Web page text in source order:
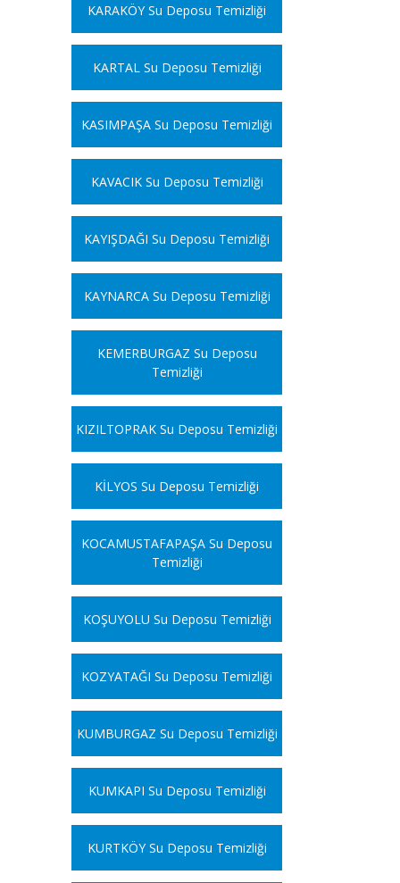
KARAKÖY Su Deposu Temizliği
KARTAL Su Deposu Temizliği
KASIMPAŞA Su Deposu Temizliği
KAVACIK Su Deposu Temizliği
KAYIŞDAĞI Su Deposu Temizliği
KAYNARCA Su Deposu Temizliği
KEMERBURGAZ Su Deposu
Temizliği
KIZILTOPRAK Su Deposu Temizliği
KİLYOS Su Deposu Temizliği
KOCAMUSTAFAPAŞA Su Deposu
Temizliği
KOŞUYOLU Su Deposu Temizliği
KOZYATAĞI Su Deposu Temizliği
KUMBURGAZ Su Deposu Temizliği
KUMKAPI Su Deposu Temizliği
KURTKÖY Su Deposu Temizliği